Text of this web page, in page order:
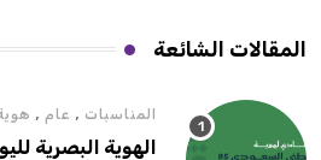
المقالات الشائعة
المناسبات , عام ,